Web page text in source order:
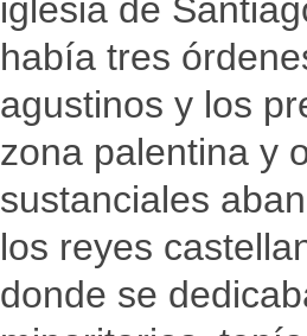
iglesia de
había tres
agustinos y los
zona palentina y
sustanciales
los reyes
donde se